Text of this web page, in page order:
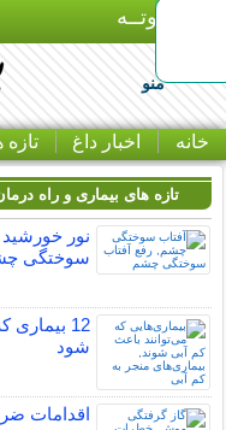
بـیتوتــه
منو
خانه اخبار داغ تازه
تازه های بیماری و راه
نور
سوختگی
12
شود
اقدامات